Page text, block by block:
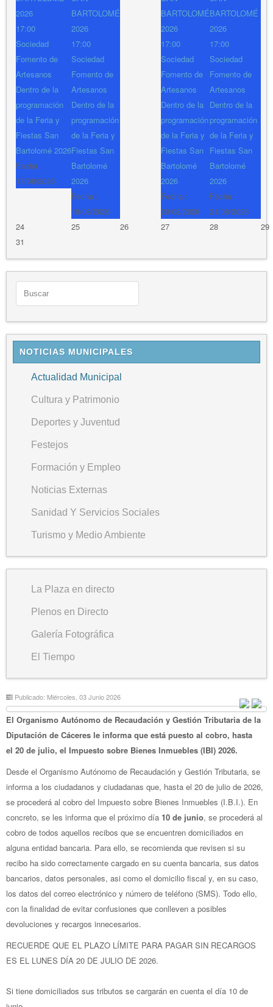
2026
17:00
Sociedad
Fomento de
Artesanos
Dentro de la
programación
de la Feria y
Fiestas San
Bartolomé 2026
Fecha :
17/08/2026
BARTOLOMÉ
2026
17:00
Sociedad
Fomento de
Artesanos
Dentro de la
programación
de la Feria y
Fiestas San
Bartolomé
2026
Fecha :
18/08/2026
BARTOLOMÉ
2026
17:00
Sociedad
Fomento de
Artesanos
Dentro de la
programación
de la Feria y
Fiestas San
Bartolomé
2026
Fecha :
20/08/2026
BARTOLOMÉ
2026
17:00
Sociedad
Fomento de
Artesanos
Dentro de la
programación
de la Feria y
Fiestas San
Bartolomé
2026
Fecha :
21/08/2026
24 25 26 27 28
29
31
NOTICIAS MUNICIPALES
Actualidad Municipal
Cultura y Patrimonio
Deportes y Juventud
Festejos
Formación y Empleo
Noticias Externas
Sanidad Y Servicios Sociales
Turismo y Medio Ambiente
La Plaza en directo
Plenos en Directo
Galería Fotográfica
El Tiempo
Publicado: Miércoles, 03 Junio 2026
El Organismo Autónomo de Recaudación y Gestión Tributaria de la
Diputación de Cáceres le informa que está puesto al cobro, hasta
el 20 de julio, el Impuesto sobre Bienes Inmuebles (IBI) 2026.
Desde el Organismo Autónomo de Recaudación y Gestión Tributaria, se
informa a los ciudadanos y ciudadanas que, hasta el 20 de julio de 2026,
se procederá al cobro del Impuesto sobre Bienes Inmuebles (I.B.I.). En
concreto, se les informa que el próximo día 10 de junio, se procederá al
cobro de todos aquellos recibos que se encuentren domiciliados en
alguna entidad bancaria. Para ello, se recomienda que revisen si su
recibo ha sido correctamente cargado en su cuenta bancaria, sus datos
bancarios, datos personales, asi como el domicilio fiscal y, en su caso,
los datos del correo electrónico y número de teléfono (SMS). Todo ello,
con la finalidad de evitar confusiones que conlleven a posibles
devoluciones y recargos innecesarios.
RECUERDE QUE EL PLAZO LÍMITE PARA PAGAR SIN RECARGOS
ES EL LUNES DÍA 20 DE JULIO DE 2026.
Si tiene domiciliados sus tributos se cargarán en cuenta el día 10 de